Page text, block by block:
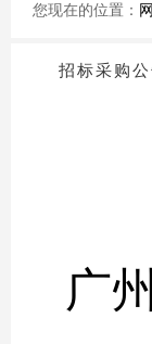
您现在的位置：
招标采购公
广